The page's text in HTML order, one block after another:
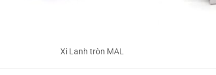
Xi Lanh tròn MAL